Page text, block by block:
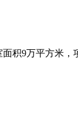
积9万平方米，